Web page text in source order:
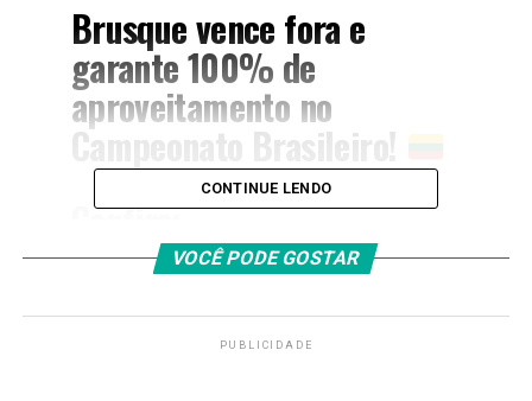
Brusque vence fora e
garante 100% de
aproveitamento no
Campeonato Brasileiro!
Confira:
https://t.co/RJ8q89ZHtG
CONTINUE LENDO
VOCÊ PODE GOSTAR
PUBLICIDADE